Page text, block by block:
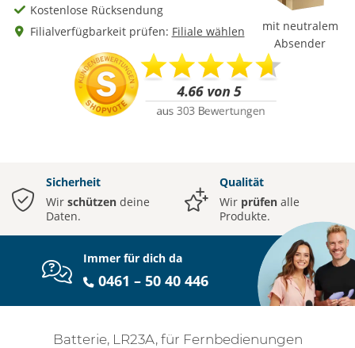
Kostenlose Rücksendung
Filialverfügbarkeit prüfen: Filiale wählen
mit neutralem
Absender
Sicherheit
Wir schützen deine
Daten.
Qualität
Wir prüfen alle
Produkte.
Immer für dich da
0461 – 50 40 446
Batterie, LR23A, für Fernbedienungen